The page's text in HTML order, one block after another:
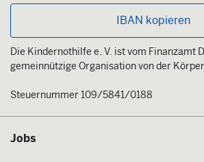
IBAN kopieren
Die Kindernothilfe e. V. ist vom Finanzamt
gemeinnützige Organisation von der
Steuernummer 109/5841/0188
Jobs